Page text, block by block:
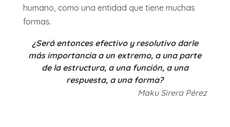
humano, como una entidad que tiene muchas
formas.
¿Será entonces efectivo y resolutivo darle
más importancia a un extremo, a una parte
de la estructura, a una función, a una
respuesta, a una forma?
Maku Sirera Pérez